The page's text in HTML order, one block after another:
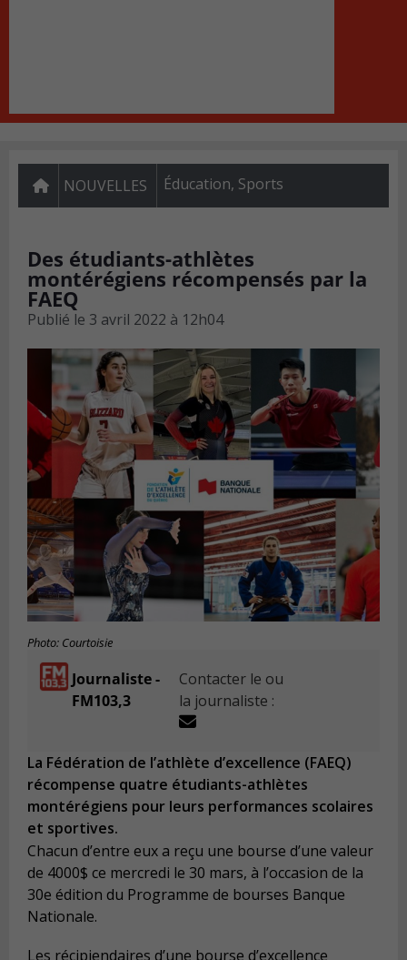
NOUVELLES Éducation, Sports
Des étudiants-athlètes
montérégiens récompensés par la
FAEQ
Publié le 3 avril 2022 à 12h04
Photo: Courtoisie
Journaliste -
FM103,3
Contacter le ou
la journaliste :
La Fédération de l’athlète d’excellence (FAEQ)
récompense quatre étudiants-athlètes
montérégiens pour leurs performances scolaires
et sportives.
Chacun d’entre eux a reçu une bourse d’une valeur
de 4000$ ce mercredi le 30 mars, à l’occasion de la
30e édition du Programme de bourses Banque
Nationale.
Les récipiendaires d’une bourse d’excellence